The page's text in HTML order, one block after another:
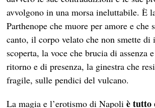
avvolgono in una morsa ineluttabile. È
Parthenope che muore per amore e che
canto, il corpo velato che non smette di
scoperta, la voce che brucia di assenza
ritorno e di presenza, la ginestra che
fragile, sulle pendici del vulcano.
La magia e l’erotismo di Napoliè tutto